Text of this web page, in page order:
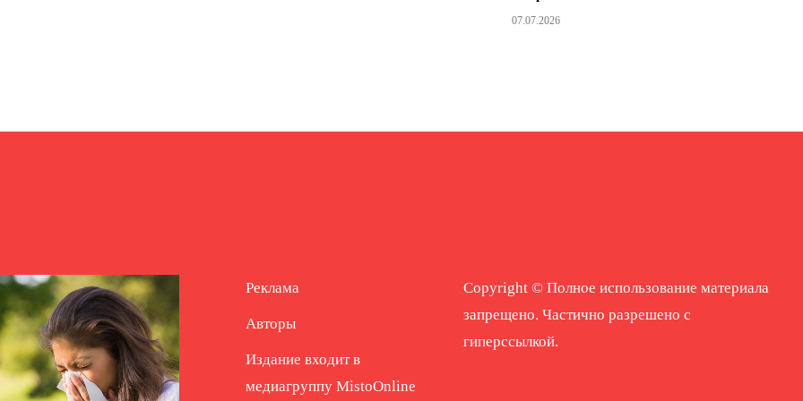
07.07.2026
Реклама
Авторы
Издание входит в
медиагруппу MistoOnline
Copyright © Полное использование материала
запрещено. Частично разрешено с
гиперссылкой.